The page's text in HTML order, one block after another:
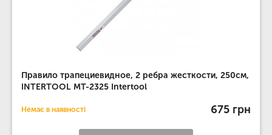
Правило трапециевидное, 2 ребра жесткости, 250см,
INTERTOOL MT-2325 Intertool
Немає в наявності 675 грн